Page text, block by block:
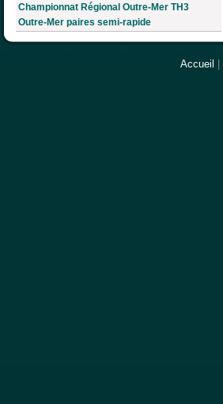
Championnat Régional Outre-Mer TH3
Outre-Mer paires semi-rapide
Accueil